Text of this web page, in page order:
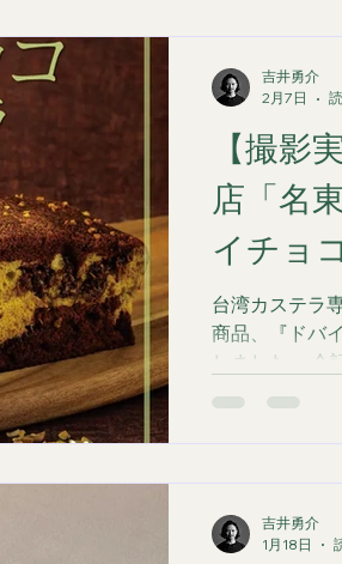
の魅力を最大
トラスト」を
感を演出し、
大切なシーン
のデートにお
す。重厚感の
して静かに吊
感をそのまま
ん、ディテー
【撮影
店「名
イチョ
台湾カステラ
商品、『ドバ
しました。 今
アレンジした
と、ピスタチ
吉井勇介
2月7日
吉井勇介
1月18日